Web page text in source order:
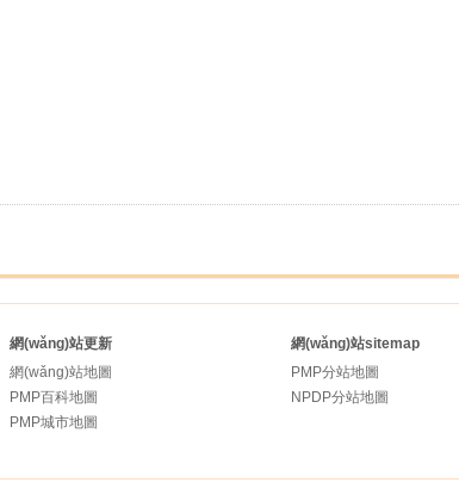
網(wǎng)站更新
網(wǎng)站地圖
PMP百科地圖
PMP城市地圖
網(wǎng)站sitemap
PMP分站地圖
NPDP分站地圖